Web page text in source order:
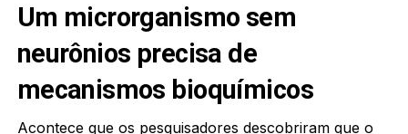
Um microrganismo sem
neurônios precisa de
mecanismos bioquímicos
Acontece que os pesquisadores descobriram que o